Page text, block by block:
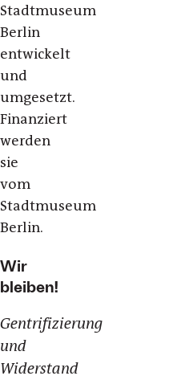
Stadtmuseum
Berlin
entwickelt
und
umgesetzt.
Finanziert
werden
sie
vom
Stadtmuseum
Berlin.
Wir
bleiben!
Gentrifizierung
und
Widerstand